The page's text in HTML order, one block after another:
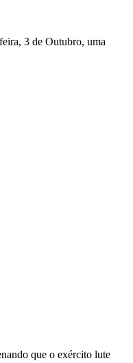
3 de Outubro, uma
que o exército lute